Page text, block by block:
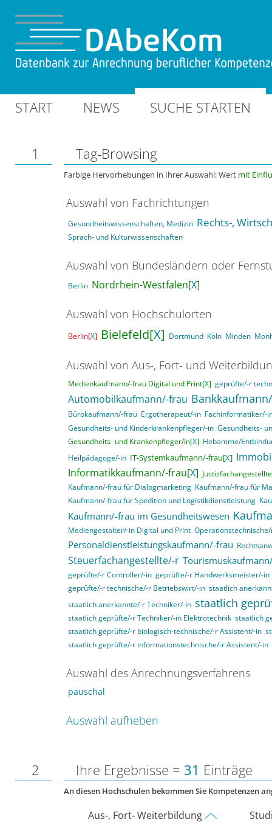
START NEWS SUCHE STARTEN
1 Tag-Browsing
Farbige Hervorhebungen in Ihrer Auswahl: Wert mit
Auswahl von Fachrichtungen
Gesundheitswissenschaften, Medizin Rechts-,
Sprach- und Kulturwissenschaften
Auswahl von Bundesländern oder
Berlin Nordrhein-Westfalen[X]
Auswahl von Hochschulorten
Berlin[X] Bielefeld[X] Dortmund Köln Minden
Auswahl von Aus-, Fort- und
Medienkaufmann/-frau Digital und Print[X] geprüfte/-r
Automobilkaufmann/-frau
Bürokaufmann/-frau Ergotherapeut/-in Fachinformatiker/-
Gesundheits- und Kinderkrankenpfleger/-in Gesundheits-
Gesundheits- und Krankenpfleger/in[X] Hebamme/
Heilpädagoge/-in IT-Systemkaufmann/-frau[X]
Informatikkaufmann/-frau[X]
Kaufmann/-frau für Dialogmarketing Kaufmann/-frau für
Kaufmann/-frau für Spedition und Logistikdienstleistung
Kaufmann/-frau im Gesundheitswesen
Mediengestalter/-in Digital und Print
Personaldienstleistungskaufmann/-frau
Steuerfachangestellte/-r
geprüfte/-r Controller/-in geprüfte/-r Handwerksmeister/-in
geprüfte/-r technische/-r Betriebswirt/-in staatlich
staatlich anerkannte/-r Techniker/-in staatlich
staatlich geprüfte/-r Techniker/-in Elektrotechnik staatlich
staatlich geprüfte/-r biologisch-technische/-r Assistent/-in
staatlich geprüfte/-r informationstechnische/-r Assistent/-in
Auswahl des Anrechnungsverfahrens
pauschal
Auswahl aufheben
2 Ihre Ergebnisse = 31 Einträge
An diesen Hochschulen bekommen Sie Kompetenzen
Aus-, Fort- Weiterbildung